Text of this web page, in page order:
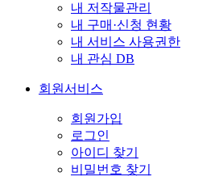
내 저작물관리
내 구매·신청 현황
내 서비스 사용권한
내 관심 DB
회원서비스
회원가입
로그인
아이디 찾기
비밀번호 찾기